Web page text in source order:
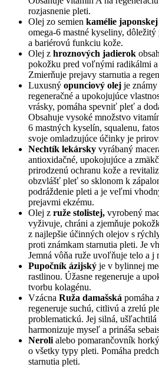
rozjasnenie pleti.
Olej zo semien kamélie japonskej
omega-6 mastné kyseliny,
a bariérovú funkciu kože.
Olej z hroznových jadierok
pokožku pred voľnými radikálmi a
Zmierňuje prejavy starnutia a
Luxusný opunciový olej je známy
regeneračné a upokojujúce
vrásky, pomáha spevniť pleť a
Obsahuje vysoké množstvo
6 mastných kyselín, squalenu,
svoje omladzujúce účinky je
Nechtík lekársky vyrábaný
antioxidačné, upokojujúce a
prirodzenú ochranu kože a
obzvlášť pleť so sklonom k
podráždenie pleti a je veľmi
prejavmi ekzému.
Olej z ruže stolistej, vyrobený
vyživuje, chráni a zjemňuje
z najlepšie účinných olejov s
proti známkam starnutia pleti. Je
Jemná vôňa ruže uvoľňuje telo a j
Pupočník ázijský je v bylinnej
rastlinou. Úžasne regeneruje a
tvorbu kolagénu.
Vzácna Ruža damašská pomáha
regeneruje suchú, citlivú a zrelú
problematickú. Jej silná, ušľachtilá
harmonizuje myseľ a prináša
Neroli alebo pomarančovník
o všetky typy pleti. Pomáha
starnutia pleti.